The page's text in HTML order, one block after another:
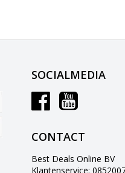
SOCIALMEDIA
CONTACT
Best Deals Online BV
Klantenservice: